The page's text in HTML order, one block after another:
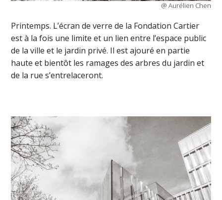
@ Aurélien Chen
Printemps. L’écran de verre de la Fondation Cartier
est à la fois une limite et un lien entre l’espace public
de la ville et le jardin privé. Il est ajouré en partie
haute et bientôt les ramages des arbres du jardin et
de la rue s’entrelaceront.